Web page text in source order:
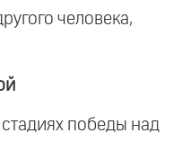
человека,
стадиях победы над